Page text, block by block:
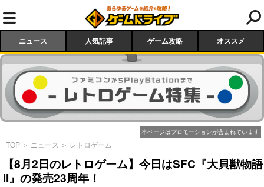
ニュース 人気記事 ゲーム攻略 オススメ
本ページはプロモーションが含まれています
TOP ＞ ニュース ＞ レトロゲーム
【8月2日のレトロゲーム】今日はSFC『大貝獣物語
II』の発売23周年！